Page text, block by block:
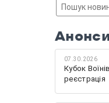
07.30.2026
Кубок
реєстрація